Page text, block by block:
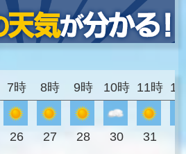
7時 8時 9時 10時 11時
26 27 28 30 31